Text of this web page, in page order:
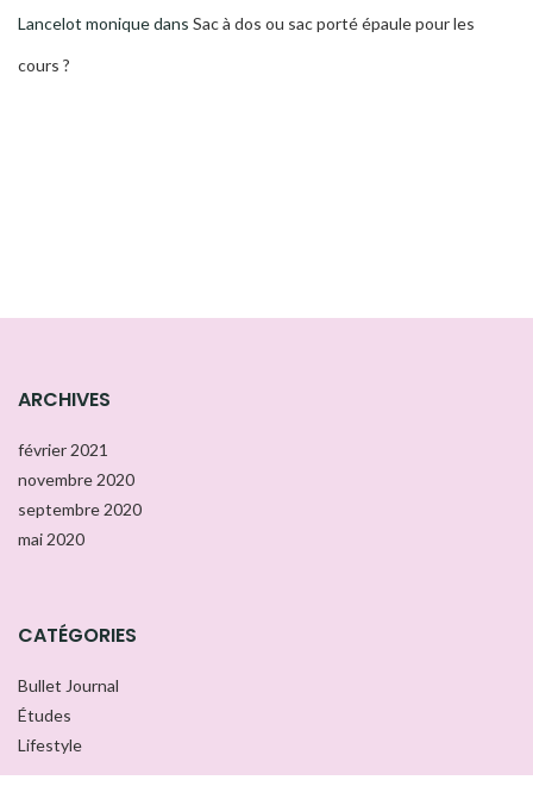
Lancelot moniquedans Sac à dos ou sac porté épaule pour les
cours ?
ARCHIVES
février 2021
novembre 2020
septembre 2020
mai 2020
CATÉGORIES
Bullet Journal
Études
Lifestyle